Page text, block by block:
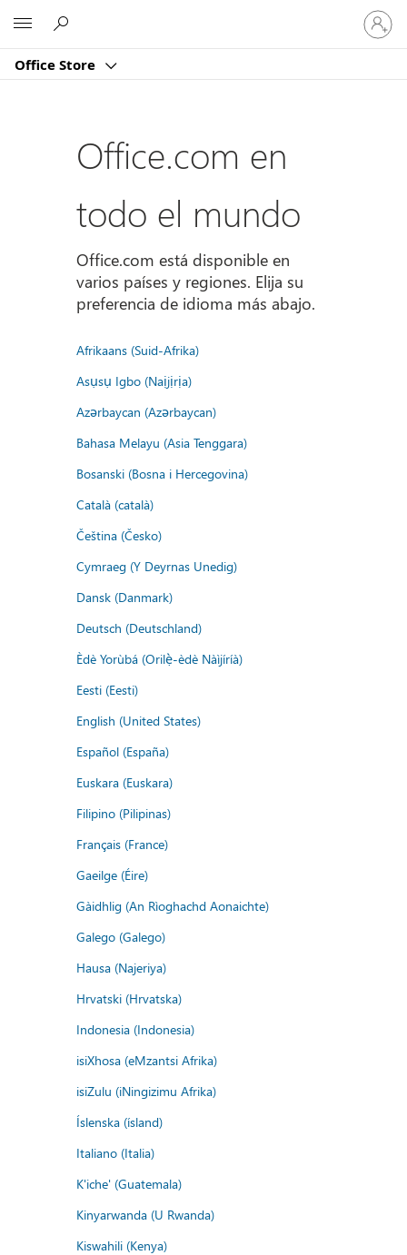
Office Store
Iniciar
sesión
en
cuenta
Office.com en
todo el mundo
Office.com está disponible en
varios países y regiones. Elija su
preferencia de idioma más abajo.
Afrikaans (Suid-Afrika)
Asụsụ Igbo (Naịjịrịa)
Azərbaycan (Azərbaycan)
Bahasa Melayu (Asia Tenggara)
Bosanski (Bosna i Hercegovina)
Català (català)
Čeština (Česko)
Cymraeg (Y Deyrnas Unedig)
Dansk (Danmark)
Deutsch (Deutschland)
Èdè Yorùbá (Orilẹ̀-èdè Nàìjíríà)
Eesti (Eesti)
English (United States)
Español (España)
Euskara (Euskara)
Filipino (Pilipinas)
Français (France)
Gaeilge (Éire)
Gàidhlig (An Rìoghachd Aonaichte)
Galego (Galego)
Hausa (Najeriya)
Hrvatski (Hrvatska)
Indonesia (Indonesia)
isiXhosa (eMzantsi Afrika)
isiZulu (iNingizimu Afrika)
Íslenska (ísland)
Italiano (Italia)
K'iche' (Guatemala)
Kinyarwanda (U Rwanda)
Kiswahili (Kenya)